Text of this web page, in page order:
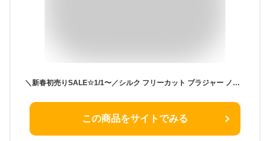
＼新春初売りSALE☆1/1〜／シルク フリーカット ブラジャー ノンワイヤー 楽ブラ スパンデックス シームレス ソフトブラジャー らくちん ズレない ゼリーストリップ ロマンティックピンク/ベージュ/アイスグレー/ブラック S/M/L/XL ctbra kinu20 fts10
この商品をサイトでみる